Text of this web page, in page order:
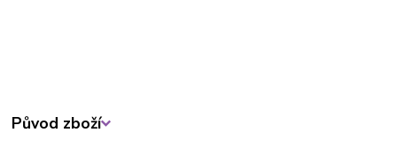
Původ zboží